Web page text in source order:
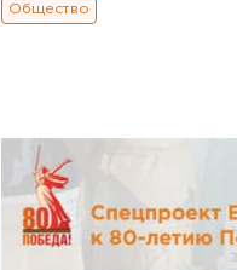
Общество